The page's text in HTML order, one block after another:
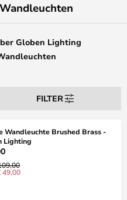
Globen Lighting
FILTER
Wandleuchte Brushed Brass -
Lighting
49,00